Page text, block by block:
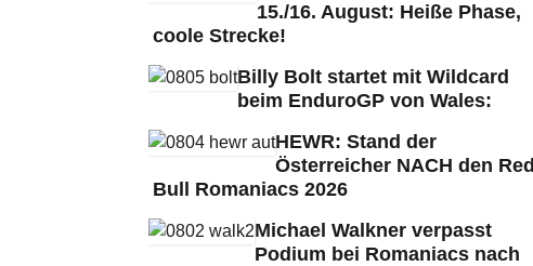
15./16. August: Heiße Phase,
coole Strecke!
Billy Bolt startet mit Wildcard
beim EnduroGP von Wales:
HEWR: Stand der
Österreicher NACH den Red
Bull Romaniacs 2026
Michael Walkner verpasst
Podium bei Romaniacs nach